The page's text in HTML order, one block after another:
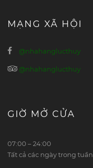
MẠNG XÃ HỘI
@nhahanglucthuy
@nhahanglucthuy
GIỜ MỞ CỬA
07:00 – 24:00
Tất cả các ngày trong tuần